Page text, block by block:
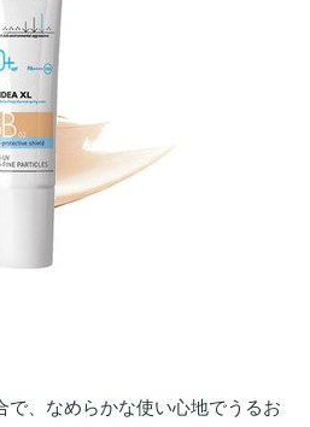
、なめらかな使い心地でうるお